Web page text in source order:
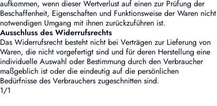
aufkommen, wenn dieser Wertverlust auf einen zur Prüfung der
Beschaffenheit, Eigenschaften und Funktionsweise der Waren nicht
notwendigen Umgang mit ihnen zurückzuführen ist.
Ausschluss des Widerrufsrechts
Das Widerrufsrecht besteht nicht bei Verträgen zur Lieferung von
Waren, die nicht vorgefertigt sind und für deren Herstellung eine
individuelle Auswahl oder Bestimmung durch den Verbraucher
maßgeblich ist oder die eindeutig auf die persönlichen
Bedürfnisse des Verbrauchers zugeschnitten sind.
1/1